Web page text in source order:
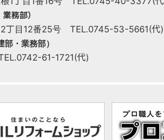
務部）
2丁目12番25号 TEL.0745-53-5661(代)
・業務部）
61-1721(代)